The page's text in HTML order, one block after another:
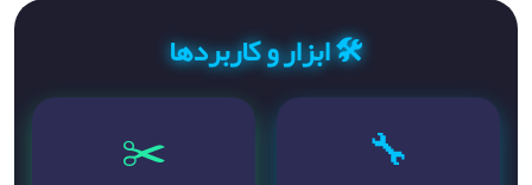
🛠️ ابزار و کاربردها
🔧
✂️